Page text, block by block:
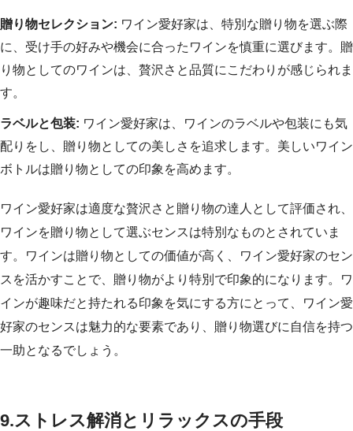
贈り物セレクション: ワイン愛好家は、特別な贈り物を選ぶ際
に、受け手の好みや機会に合ったワインを慎重に選びます。贈
り物としてのワインは、贅沢さと品質にこだわりが感じられま
す。
ラベルと包装: ワイン愛好家は、ワインのラベルや包装にも気
配りをし、贈り物としての美しさを追求します。美しいワイン
ボトルは贈り物としての印象を高めます。
ワイン愛好家は適度な贅沢さと贈り物の達人として評価され、
ワインを贈り物として選ぶセンスは特別なものとされていま
す。ワインは贈り物としての価値が高く、ワイン愛好家のセン
スを活かすことで、贈り物がより特別で印象的になります。ワ
インが趣味だと持たれる印象を気にする方にとって、ワイン愛
好家のセンスは魅力的な要素であり、贈り物選びに自信を持つ
一助となるでしょう。
9.ストレス解消とリラックスの手段